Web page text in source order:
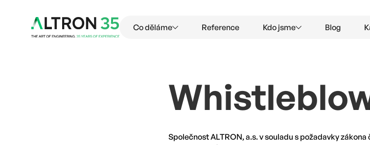
Co děláme Reference Kdo jsme Blog
Společnost ALTRON, a.s. v souladu s požadavky zákona